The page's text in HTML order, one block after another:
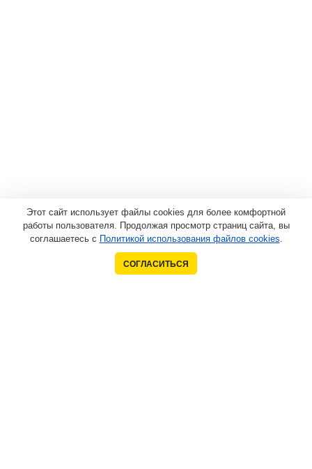
Этот сайт использует файлы cookies для более комфортной
работы пользователя. Продолжая просмотр страниц сайта, вы
соглашаетесь с Политикой использования файлов cookies.
СОГЛАСИТЬСЯ